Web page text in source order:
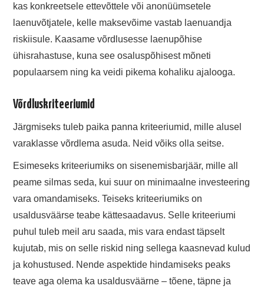
kas konkreetsele ettevõttele või anonüümsetele
laenuvõtjatele, kelle maksevõime vastab laenuandja
riskiisule. Kaasame võrdlusesse laenupõhise
ühisrahastuse, kuna see osaluspõhisest mõneti
populaarsem ning ka veidi pikema kohaliku ajalooga.
Võrdluskriteeriumid
Järgmiseks tuleb paika panna kriteeriumid, mille alusel
varaklasse võrdlema asuda. Neid võiks olla seitse.
Esimeseks kriteeriumiks on sisenemisbarjäär, mille all
peame silmas seda, kui suur on minimaalne investeering
vara omandamiseks. Teiseks kriteeriumiks on
usaldusväärse teabe kättesaadavus. Selle kriteeriumi
puhul tuleb meil aru saada, mis vara endast täpselt
kujutab, mis on selle riskid ning sellega kaasnevad kulud
ja kohustused. Nende aspektide hindamiseks peaks
teave aga olema ka usaldusväärne – tõene, täpne ja